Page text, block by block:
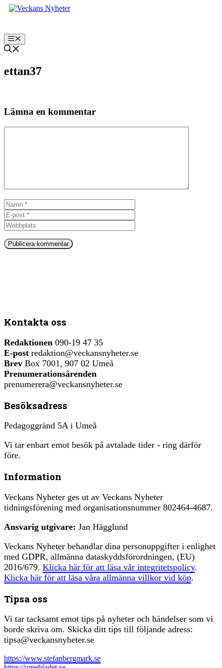
Hoppa
Meny
ettan37
Lämna en kommentar
Namn
post
Kontakta oss
Redaktionen 090-19 47 35
E-post redaktion@veckansnyheter.se
Brev Box 7001, 907 02 Umeå
Prenumerationsärenden
prenumerera@veckansnyheter.se
Besöksadress
Pedagoggränd 5A i Umeå
Vi tar enbart emot besök på avtalade tider - ring därför
före.
Information
Veckans Nyheter ges ut av Veckans Nyheter
tidningsförening med organisationsnummer 802464-4687.
Ansvarig utgivare: Jan Hägglund
Veckans Nyheter behandlar dina personuppgifter i enlighet
med GDPR, allmänna dataskyddsförordningen, (EU)
2016/679. Klicka här för att läsa vår integritetspolicy.
Klicka här för att läsa våra allmänna villkor vid köp.
Tipsa oss
Vi tar tacksamt emot tips på nyheter och händelser som vi
borde skriva om. Skicka ditt tips till följande adress:
tipsa@veckansnyheter.se
https://www.stefanbergmark.se